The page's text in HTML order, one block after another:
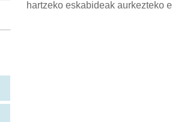
hartzeko eskabideak aurkezteko